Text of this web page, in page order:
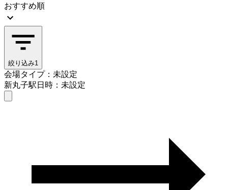
おすすめ順
絞り込み1
会場タイプ：未設定
新丸子駅日時：未設定